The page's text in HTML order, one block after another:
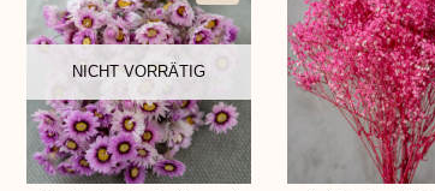
NICHT VORRÄTIG